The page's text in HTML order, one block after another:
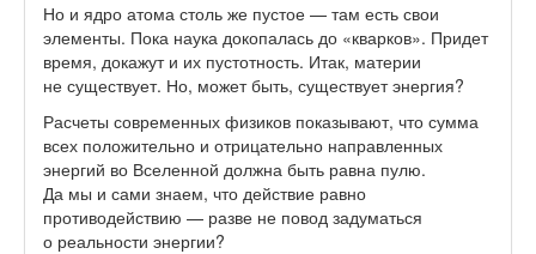
Но и ядро атома столь же пустое — там есть свои
элементы. Пока наука докопалась до «кварков». Придет
время, докажут и их пустотность. Итак, материи
не существует. Но, может быть, существует энергия?
Расчеты современных физиков показывают, что сумма
всех положительно и отрицательно направленных
энергий во Вселенной должна быть равна пулю.
Да мы и сами знаем, что действие равно
противодействию — разве не повод задуматься
о реальности энергии?